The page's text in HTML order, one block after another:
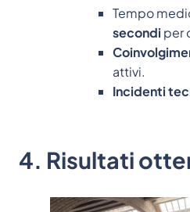
Tempo
secondi per
attivi.
Incidenti
4. Risultati